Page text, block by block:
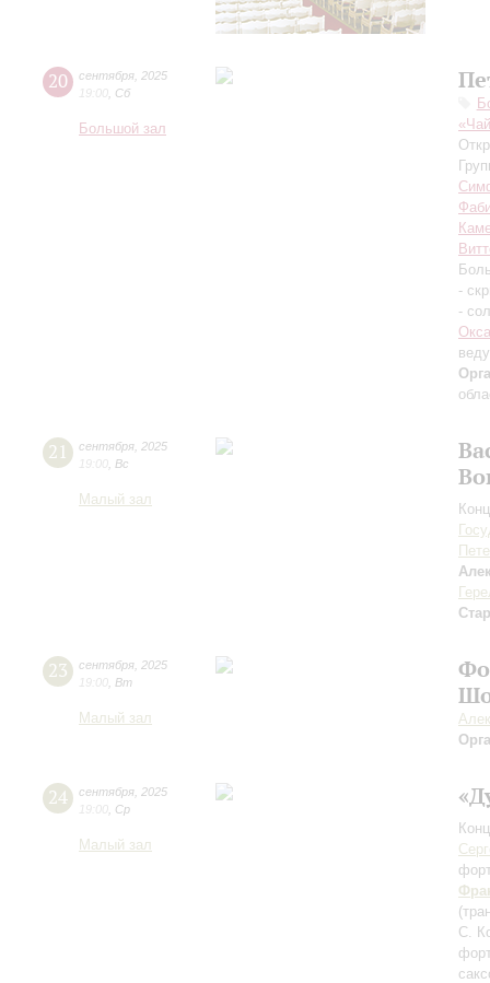
20 сентября 2025
19:00 Сб
Большой зал
-
-
21 сентября 2025
19:00 Вс
Малый зал
23 сентября 2025
19:00 Вт
Малый зал
24 сентября 2025
19:00 Ср
Малый зал
С.